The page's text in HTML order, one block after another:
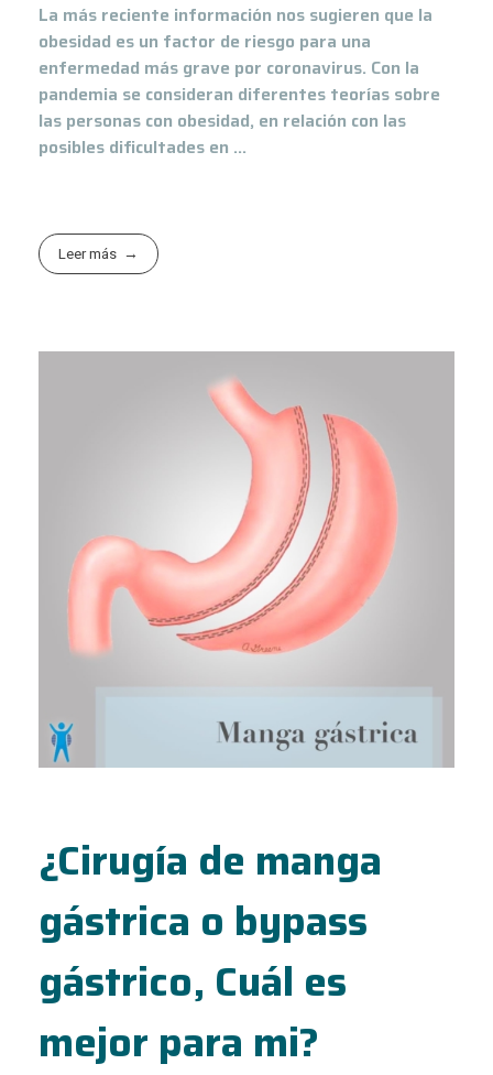
La más reciente información nos sugieren que la
obesidad es un factor de riesgo para una
enfermedad más grave por coronavirus. Con la
pandemia se consideran diferentes teorías sobre
las personas con obesidad, en relación con las
posibles dificultades en ...
Leer más
¿Cirugía de manga
gástrica o bypass
gástrico, Cuál es
mejor para mi?